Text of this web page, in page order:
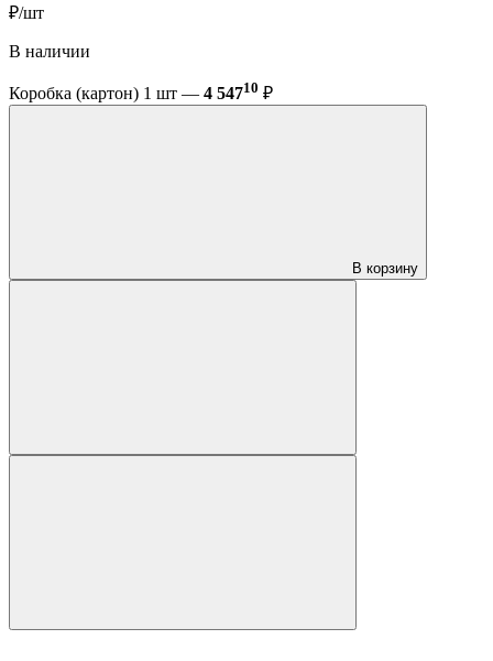
₽/шт
В наличии
Коробка (картон) 1 шт — 4 54710 ₽
В корзину